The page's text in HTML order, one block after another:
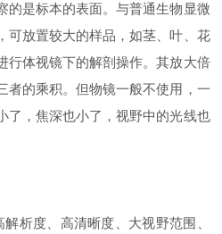
的是标本的表面。与普通生物显微
可放置较大的样品，如茎、叶、花
行体视镜下的解剖操作。其放大倍
者的乘积。但物镜一般不使用，一
了，焦深也小了，视野中的光线也
度、高清晰度、大视野范围、